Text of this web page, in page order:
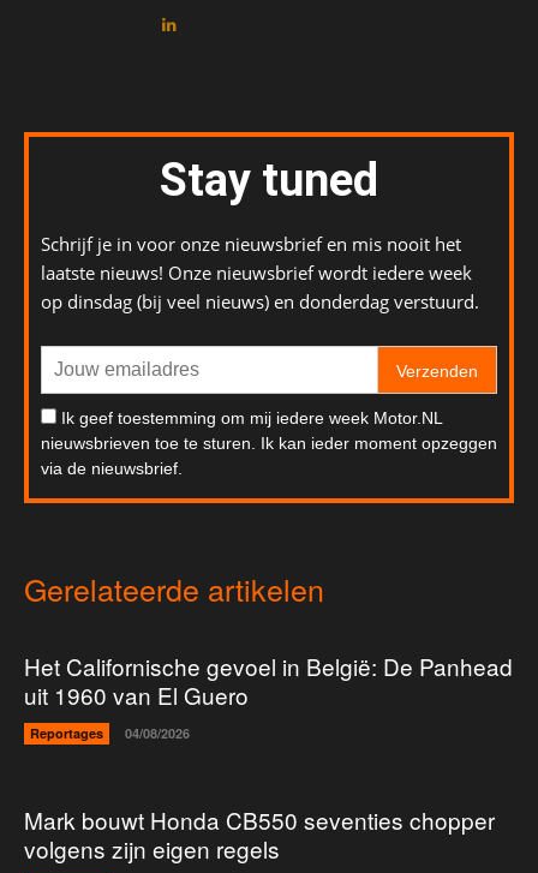
Stay tuned
Schrijf je in voor onze nieuwsbrief en mis nooit het
laatste nieuws! Onze nieuwsbrief wordt iedere week
op dinsdag (bij veel nieuws) en donderdag verstuurd.
Verzenden
Ik geef toestemming om mij iedere week Motor.NL
nieuwsbrieven toe te sturen. Ik kan ieder moment opzeggen
via de nieuwsbrief.
Gerelateerde artikelen
Het Californische gevoel in België: De Panhead
uit 1960 van El Guero
Reportages 04/08/2026
Mark bouwt Honda CB550 seventies chopper
volgens zijn eigen regels